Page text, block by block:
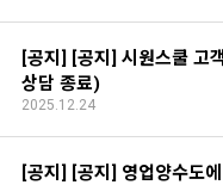
[공지] [공지] 시원스쿨 고
상담 종료)
2025.12.24
[공지] [공지] 영업양수도